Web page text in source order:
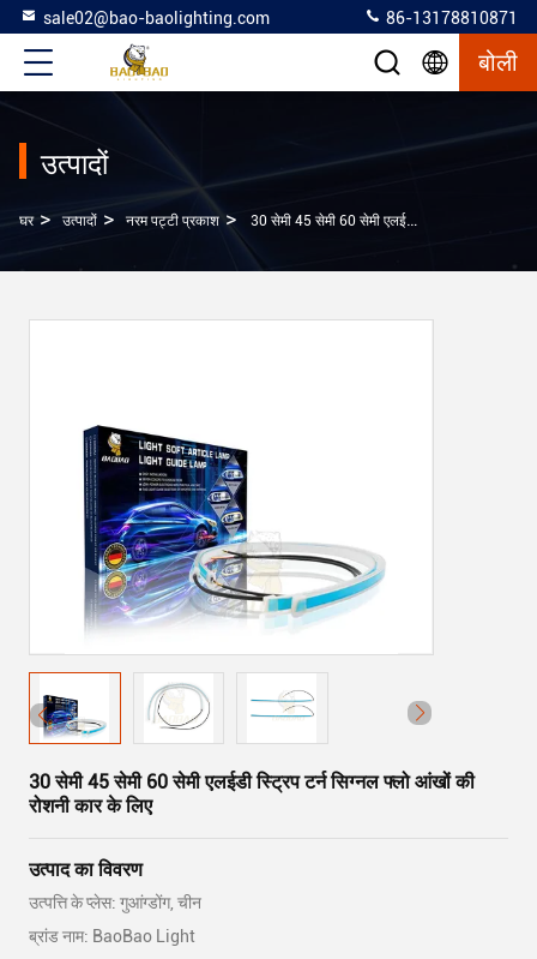
sale02@bao-baolighting.com 86-13178810871
बोली
उत्पादों
घर > उत्पादों > नरम पट्टी प्रकाश > 30 सेमी 45 सेमी 60 सेमी एलईडी स्ट्रिप टर्न सिग्नल फ्लो आंखों की रोशनी कार के लिए
30 सेमी 45 सेमी 60 सेमी एलईडी स्ट्रिप टर्न सिग्नल फ्लो आंखों की
रोशनी कार के लिए
उत्पाद का विवरण
उत्पत्ति के प्लेस: गुआंग्डोंग, चीन
ब्रांड नाम: BaoBao Light